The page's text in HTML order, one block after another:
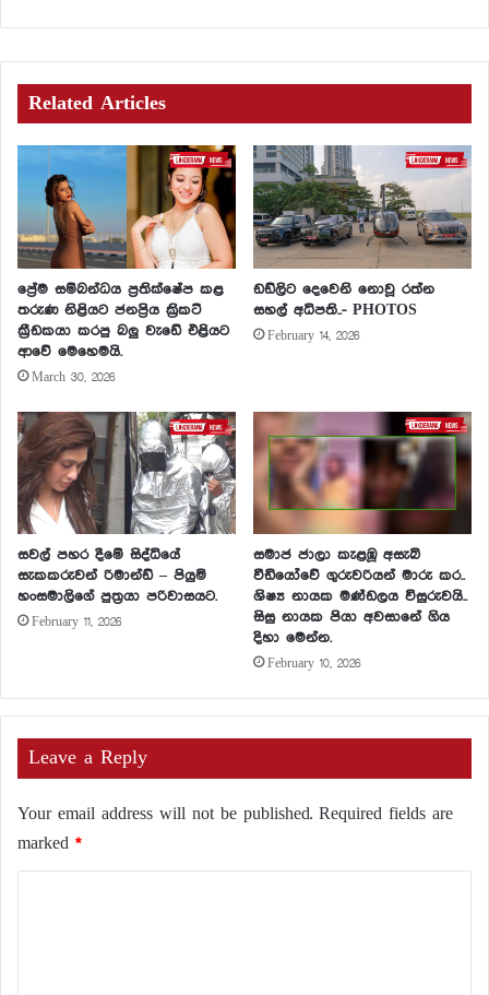
Related Articles
ප්‍රේම සම්බන්ධය ප්‍රතික්ෂේප කළ
තරුණ නිළියට ජනප්‍රිය ක්‍රිකට්
ක්‍රීඩකයා කරපු බලු වැඩේ එළියට
ආවේ මෙහෙමයි.
March 30, 2026
ඩඩ්ලිට දෙවෙනි නොවූ රත්න
සහල් අධිපති..- PHOTOS
February 14, 2026
සවල් පහර දීමේ සිද්ධියේ
සැකකරුවන් රිමාන්ඩ් – පියුමි
හංසමාලිගේ පුත්‍රයා පරිවාසයට.
February 11, 2026
සමාජ ජාලා කැළඹූ අසැබි
වීඩියෝවේ ගුරුවරියන් මාරු කර..
ශිෂ්‍ය නායක මණ්ඩලය විසුරුවයි..
සිසු නායක පියා අවසානේ ගිය
දිහා මෙන්න.
February 10, 2026
Leave a Reply
Your email address will not be published. Required fields are
marked *